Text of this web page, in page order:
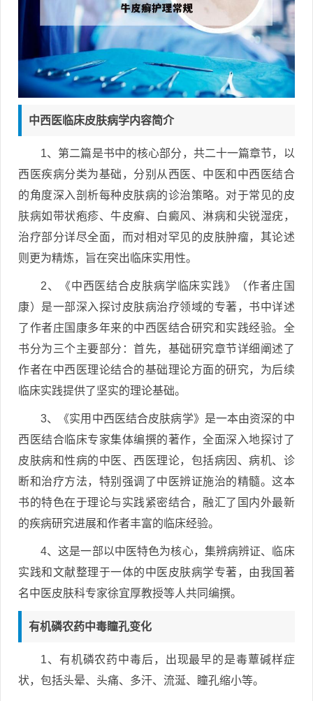
中西医临床皮肤病学内容简介
1、第二篇是书中的核心部分，共二十一篇章节，以
西医疾病分类为基础，分别从西医、中医和中西医结合
的角度深入剖析每种皮肤病的诊治策略。对于常见的皮
肤病如带状疱疹、牛皮癣、白癜风、淋病和尖锐湿疣，
治疗部分详尽全面，而对相对罕见的皮肤肿瘤，其论述
则更为精炼，旨在突出临床实用性。
2、《中西医结合皮肤病学临床实践》（作者庄国
康）是一部深入探讨皮肤病治疗领域的专著，书中详述
了作者庄国康多年来的中西医结合研究和实践经验。全
书分为三个主要部分：首先，基础研究章节详细阐述了
作者在中西医理论结合的基础理论方面的研究，为后续
临床实践提供了坚实的理论基础。
3、《实用中西医结合皮肤病学》是一本由资深的中
西医结合临床专家集体编撰的著作，全面深入地探讨了
皮肤病和性病的中医、西医理论，包括病因、病机、诊
断和治疗方法，特别强调了中医辨证施治的精髓。这本
书的特色在于理论与实践紧密结合，融汇了国内外最新
的疾病研究进展和作者丰富的临床经验。
4、这是一部以中医特色为核心，集辨病辨证、临床
实践和文献整理于一体的中医皮肤病学专著，由我国著
名中医皮肤科专家徐宜厚教授等人共同编撰。
有机磷农药中毒瞳孔变化
1、有机磷农药中毒后，出现最早的是毒蕈碱样症
状，包括头晕、头痛、多汗、流涎、瞳孔缩小等。